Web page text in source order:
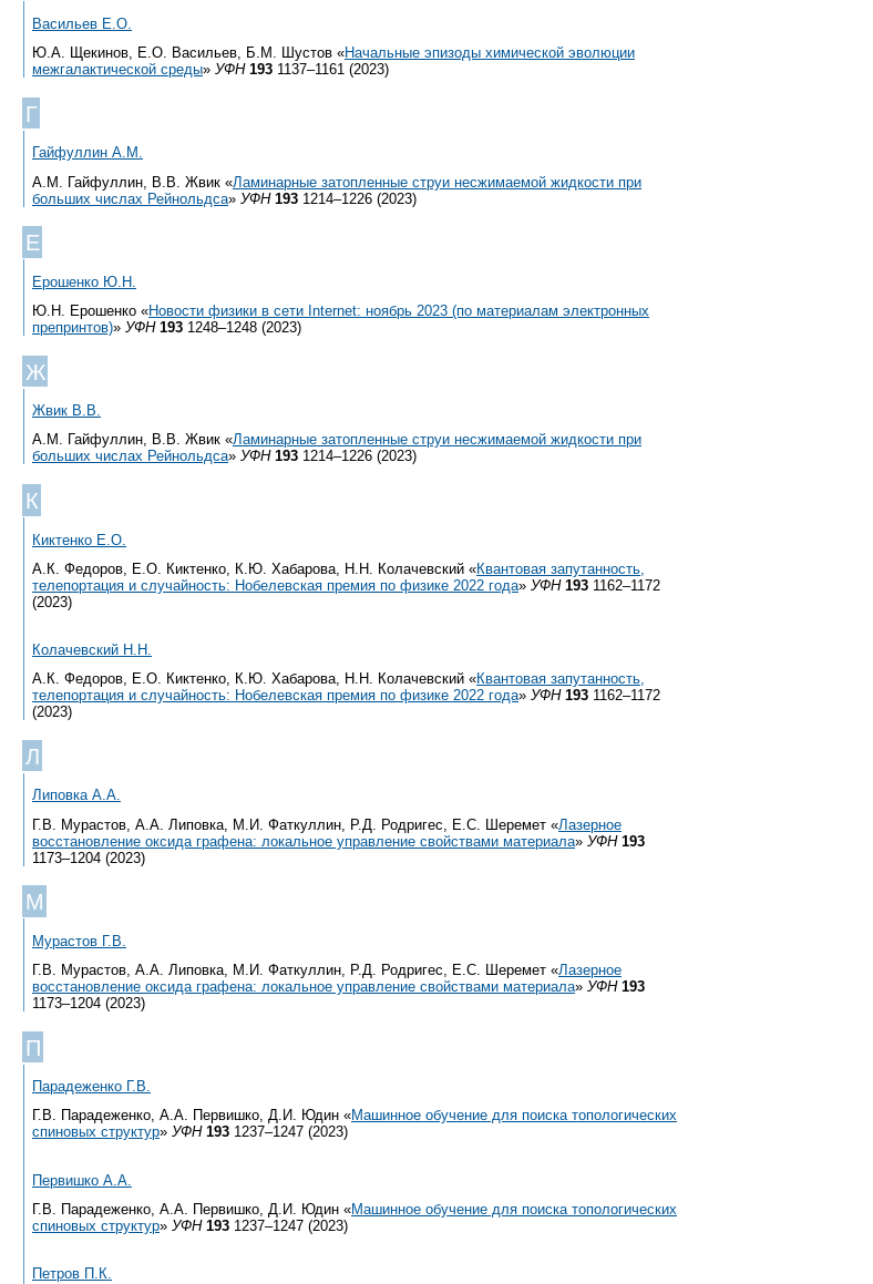
Васильев Е.О.
Ю.А. Щекинов, Е.О. Васильев, Б.М. Шустов «Начальные эпизоды химической эволюции
межгалактической среды» УФН 193 1137–1161 (2023)
Г
Гайфуллин А.М.
А.М. Гайфуллин, В.В. Жвик «Ламинарные затопленные струи несжимаемой жидкости при
больших числах Рейнольдса» УФН 193 1214–1226 (2023)
Е
Ерошенко Ю.Н.
Ю.Н. Ерошенко «Новости физики в сети Internet: ноябрь 2023 (по материалам электронных
препринтов)» УФН 193 1248–1248 (2023)
Ж
Жвик В.В.
А.М. Гайфуллин, В.В. Жвик «Ламинарные затопленные струи несжимаемой жидкости при
больших числах Рейнольдса» УФН 193 1214–1226 (2023)
К
Киктенко Е.О.
А.К. Федоров, Е.О. Киктенко, К.Ю. Хабарова, Н.Н. Колачевский «Квантовая запутанность,
телепортация и случайность: Нобелевская премия по физике 2022 года» УФН 193 1162–1172
(2023)
Колачевский Н.Н.
А.К. Федоров, Е.О. Киктенко, К.Ю. Хабарова, Н.Н. Колачевский «Квантовая запутанность,
телепортация и случайность: Нобелевская премия по физике 2022 года» УФН 193 1162–1172
(2023)
Л
Липовка А.А.
Г.В. Мурастов, А.А. Липовка, М.И. Фаткуллин, Р.Д. Родригес, Е.С. Шеремет «Лазерное
восстановление оксида графена: локальное управление свойствами материала» УФН 193
1173–1204 (2023)
М
Мурастов Г.В.
Г.В. Мурастов, А.А. Липовка, М.И. Фаткуллин, Р.Д. Родригес, Е.С. Шеремет «Лазерное
восстановление оксида графена: локальное управление свойствами материала» УФН 193
1173–1204 (2023)
П
Парадеженко Г.В.
Г.В. Парадеженко, А.А. Первишко, Д.И. Юдин «Машинное обучение для поиска топологических
спиновых структур» УФН 193 1237–1247 (2023)
Первишко А.А.
Г.В. Парадеженко, А.А. Первишко, Д.И. Юдин «Машинное обучение для поиска топологических
спиновых структур» УФН 193 1237–1247 (2023)
Петров П.К.